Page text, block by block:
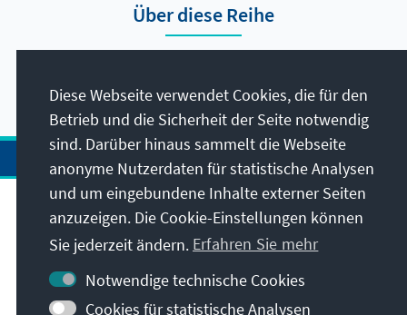
Über diese Reihe
Nigeria.
Anschrift
Kontakt
Diese Webseite verwendet Cookies, die für den
Betrieb und die Sicherheit der Seite notwendig
sind. Darüber hinaus sammelt die Webseite
anonyme Nutzerdaten für statistische Analysen
und um eingebundene Inhalte externer Seiten
anzuzeigen. Die Cookie-Einstellungen können
Sie jederzeit ändern. Erfahren Sie mehr
Notwendige technische Cookies
Cookies für statistische Analysen